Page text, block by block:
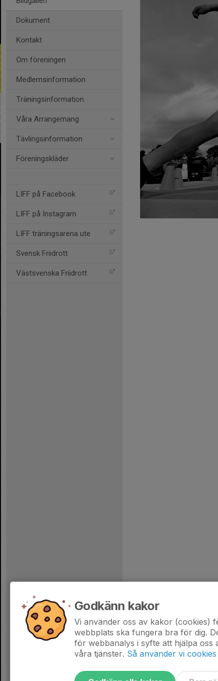
Dokument
Kontakt
Om föreningen
Medlemsinformation
Träningsinformation
Våra Arrangemang
Tävlingsinformation
Föreningskläder
LIFF på Facebook
LIFF på Instagram
LIFF träningsarena ute
Svensk Friidrott
Västsvenska Friidrott
Godkänn kakor
Vi använder oss av kakor (cookies)
webbplats ska fungera bra för dig.
för webbanalys i syfte att hjälpa oss
våra tjänster. Så använder vi cookies